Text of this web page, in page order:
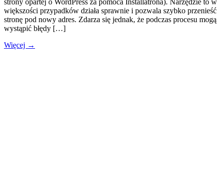
większości przypadków działa sprawnie i pozwala szybko przenieść
stronę pod nowy adres. Zdarza się jednak, że podczas procesu mogą
wystąpić błędy […]
Więcej →